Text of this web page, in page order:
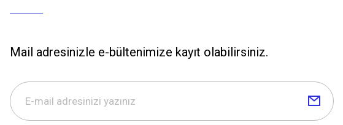
Mail adresinizle e-bültenimize kayıt olabilirsiniz.